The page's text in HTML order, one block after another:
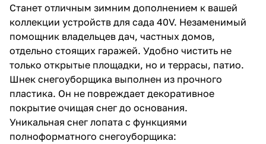
Станет отличным зимним дополнением к вашей
коллекции устройств для сада 40V. Незаменимый
помощник владельцев дач, частных домов,
отдельно стоящих гаражей. Удобно чистить не
только открытые площадки, но и террасы, патио.
Шнек снегоуборщика выполнен из прочного
пластика. Он не повреждает декоративное
покрытие очищая снег до основания.
Уникальная снег лопата с функциями
полноформатного снегоуборщика: